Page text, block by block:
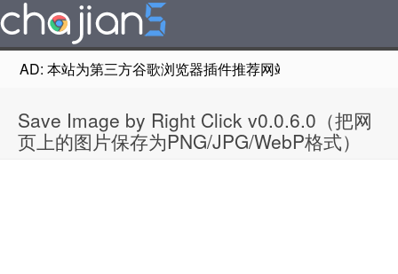
AD: 本站为第三方谷歌浏览器插件推荐网站，非Google
Save Image by Right Click v0.0.6.0（把网
页上的图片保存为PNG/JPG/WebP格式）